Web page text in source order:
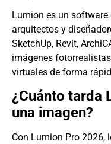
Lumion es un software
arquitectos y
SketchUp, Revit,
imágenes
virtuales de forma
¿Cuánto tarda
una imagen?
Con Lumion Pro 2026,